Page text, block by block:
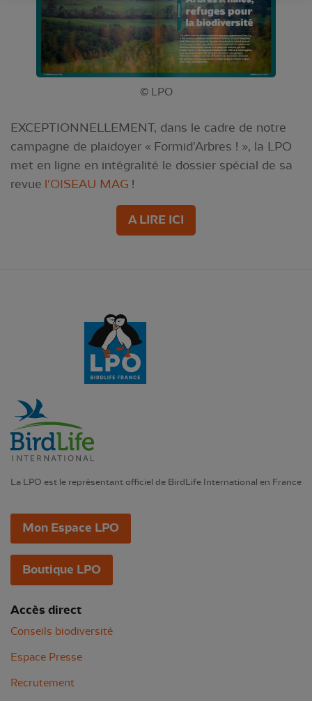
© LPO
EXCEPTIONNELLEMENT, dans le cadre de notre
campagne de plaidoyer « Formid'Arbres ! », la LPO
met en ligne en intégralité le dossier spécial de sa
revue l'OISEAU MAG !
A LIRE ICI
La LPO est le représentant officiel de BirdLife International en France
Mon Espace LPO
Boutique LPO
Accès direct
Conseils biodiversité
Espace Presse
Recrutement